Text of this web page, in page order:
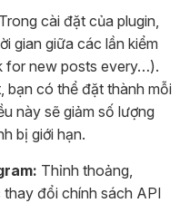
Trong cài đặt của plugin,
gian giữa các lần kiểm
for new posts every…).
bạn có thể đặt thành mỗi
này sẽ giảm số lượng
bị giới hạn.
Thỉnh thoảng,
đổi chính sách API